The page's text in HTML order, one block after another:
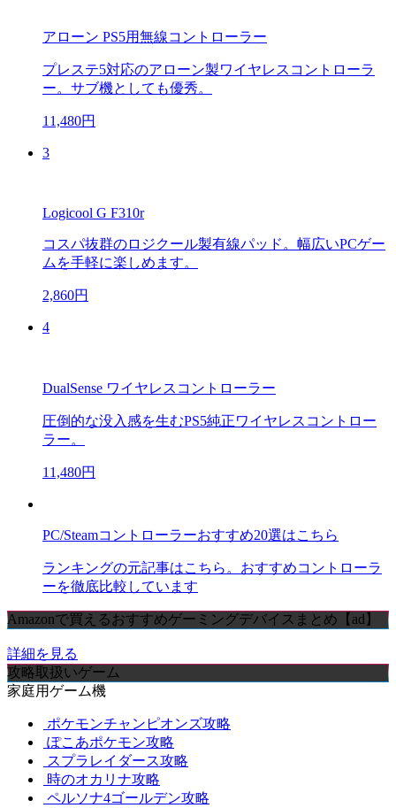
アローン PS5用無線コントローラー
プレステ5対応のアローン製ワイヤレスコントローラ
ー。サブ機としても優秀。
11,480円
3
Logicool G F310r
コスパ抜群のロジクール製有線パッド。幅広いPCゲー
ムを手軽に楽しめます。
2,860円
4
DualSense ワイヤレスコントローラー
圧倒的な没入感を生むPS5純正ワイヤレスコントロー
ラー。
11,480円
PC/Steamコントローラーおすすめ20選はこちら
ランキングの元記事はこちら。おすすめコントローラ
ーを徹底比較しています
Amazonで買えるおすすめゲーミングデバイスまとめ【ad】
詳細を見る
攻略取扱いゲーム
家庭用ゲーム機
ポケモンチャンピオンズ攻略
ぽこあポケモン攻略
スプラレイダース攻略
時のオカリナ攻略
ペルソナ4ゴールデン攻略